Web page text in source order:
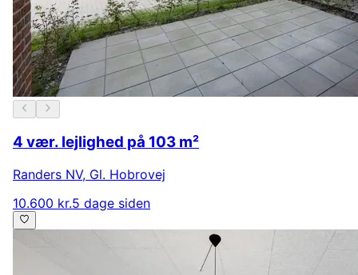
4 vær. lejlighed på 103 m²
Randers NV, Gl. Hobrovej
10.600 kr.5 dage siden